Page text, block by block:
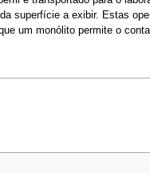
superfície a exibir. Estas
um monólito permite o